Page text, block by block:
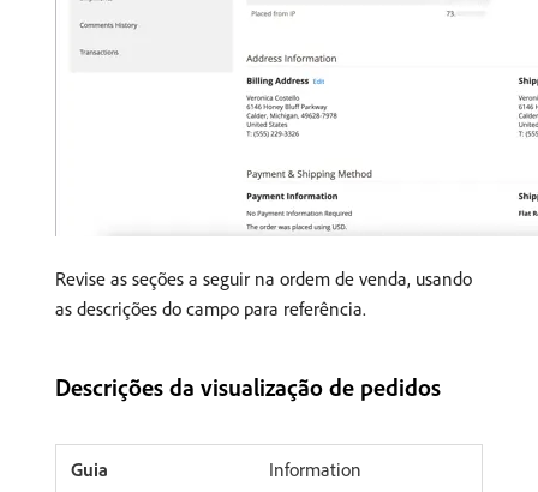
Revise as seções a seguir na ordem de venda, usando
as descrições do campo para referência.
Descrições da visualização de pedidos
Information